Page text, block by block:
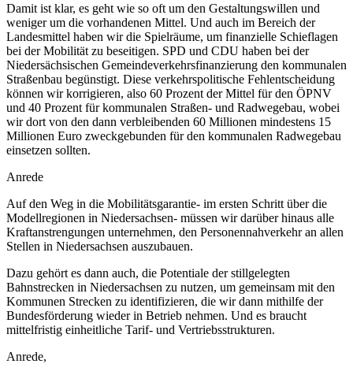
Damit ist klar, es geht wie so oft um den Gestaltungswillen und
weniger um die vorhandenen Mittel. Und auch im Bereich der
Landesmittel haben wir die Spielräume, um finanzielle Schieflagen
bei der Mobilität zu beseitigen. SPD und CDU haben bei der
Niedersächsischen Gemeindeverkehrsfinanzierung den kommunalen
Straßenbau begünstigt. Diese verkehrspolitische Fehlentscheidung
können wir korrigieren, also 60 Prozent der Mittel für den ÖPNV
und 40 Prozent für kommunalen Straßen- und Radwegebau, wobei
wir dort von den dann verbleibenden 60 Millionen mindestens 15
Millionen Euro zweckgebunden für den kommunalen Radwegebau
einsetzen sollten.
Anrede
Auf den Weg in die Mobilitätsgarantie- im ersten Schritt über die
Modellregionen in Niedersachsen- müssen wir darüber hinaus alle
Kraftanstrengungen unternehmen, den Personennahverkehr an allen
Stellen in Niedersachsen auszubauen.
Dazu gehört es dann auch, die Potentiale der stillgelegten
Bahnstrecken in Niedersachsen zu nutzen, um gemeinsam mit den
Kommunen Strecken zu identifizieren, die wir dann mithilfe der
Bundesförderung wieder in Betrieb nehmen. Und es braucht
mittelfristig einheitliche Tarif- und Vertriebsstrukturen.
Anrede,